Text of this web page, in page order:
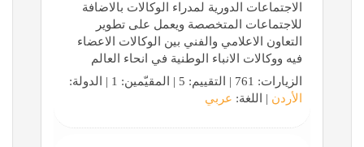
الاجتماعات الدورية لمدراء الوكالات بالاضافة
للاجتماعات المتخصصة ويعمل على تطوير
التعاون الاعلامي والفني بين الوكالات الاعضاء
فيه ووكالات الانباء الوطنية في انحاء العالم
الزيارات: 761 | التقييم: 5 | المقيّمين: 1 | الدولة:
الأردن | اللغة: عربي